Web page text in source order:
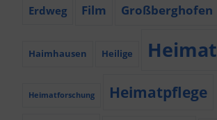
Erdweg Film Großberghofen
Haimhausen Heilige Heimat
Heimatforschung Heimatpflege